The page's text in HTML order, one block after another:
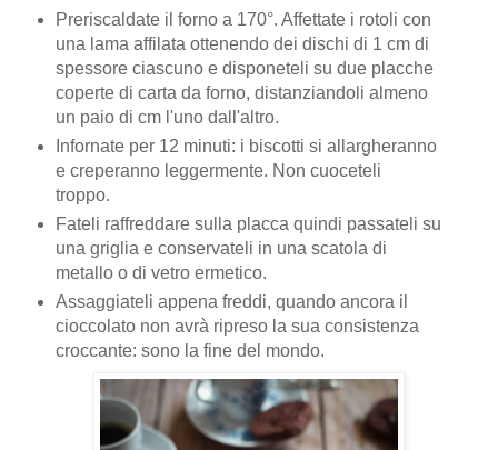
Preriscaldate il forno a 170°. Affettate i rotoli con
una lama affilata ottenendo dei dischi di 1 cm di
spessore ciascuno e disponeteli su due placche
coperte di carta da forno, distanziandoli almeno
un paio di cm l'uno dall'altro.
Infornate per 12 minuti: i biscotti si allargheranno
e creperanno leggermente. Non cuoceteli
troppo.
Fateli raffreddare sulla placca quindi passateli su
una griglia e conservateli in una scatola di
metallo o di vetro ermetico.
Assaggiateli appena freddi, quando ancora il
cioccolato non avrà ripreso la sua consistenza
croccante: sono la fine del mondo.